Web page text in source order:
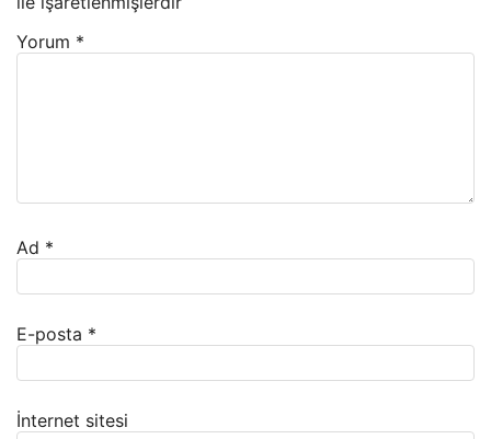
Yorum *
Ad *
E-posta *
İnternet sitesi